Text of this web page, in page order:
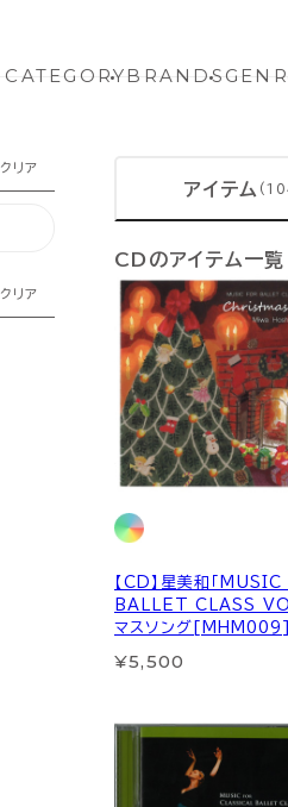
CATEGORYBRANDS
クリア
クリア
アイテム
CDのアイテム一覧
【CD】星美和「
BALLET CLASS
マスソング[MHM009]
¥5,500